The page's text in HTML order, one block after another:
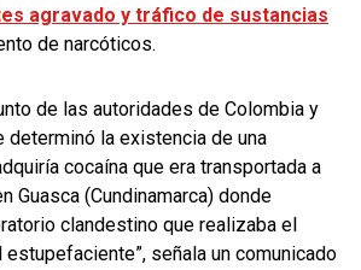
agravado y tráfico de sustancias
de narcóticos.
de las autoridades de Colombia y
determinó la existencia de una
cocaína que era transportada a
Guasca (Cundinamarca) donde
clandestino que realizaba el
señala un comunicado